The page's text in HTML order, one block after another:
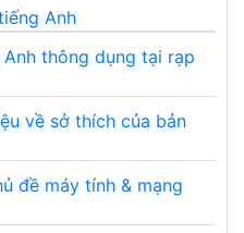
Anh
thông dụng tại rạp
về sở thích của bản
đề máy tính & mạng